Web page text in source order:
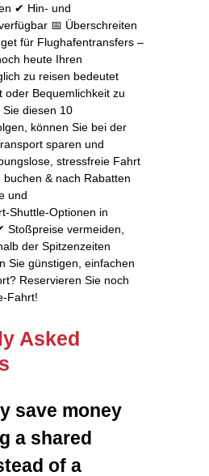
✔ Hin- und
📅 Überschreiten
für Flughafentransfers –
heute Ihren
zu reisen bedeutet
oder Bequemlichkeit zu
diesen 10
können Sie bei der
sparen und
stressfreie Fahrt
& nach Rabatten
und
in
Stoßpreise vermeiden,
der Spitzenzeiten
Sie günstigen, einfachen
Reservieren Sie noch
Asked
save money
a shared
of a